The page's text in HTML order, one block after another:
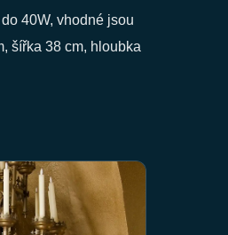
40W, vhodné jsou
šířka 38 cm, hloubka